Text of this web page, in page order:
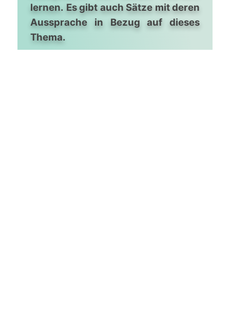
lernen. Es gibt auch Sätze mit deren
Aussprache in Bezug auf dieses
Thema.